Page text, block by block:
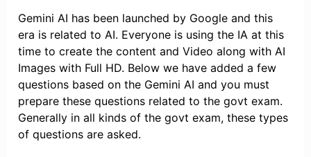
Gemini AI has been launched by Google and this
era is related to AI. Everyone is using the IA at this
time to create the content and Video along with AI
Images with Full HD. Below we have added a few
questions based on the Gemini AI and you must
prepare these questions related to the govt exam.
Generally in all kinds of the govt exam, these types
of questions are asked.